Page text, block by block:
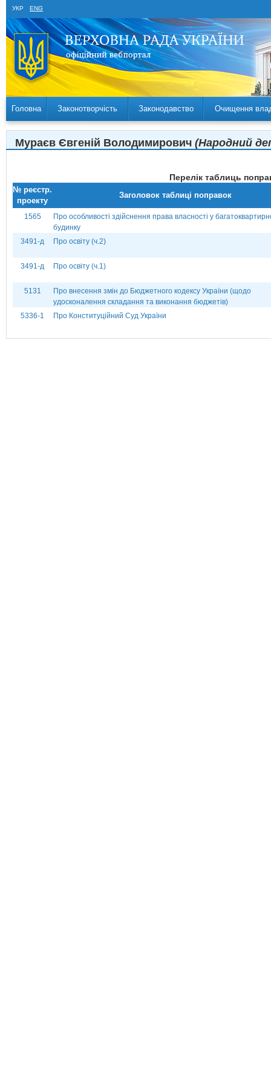
УКР ENG
Головна Законотворчість Законодавство Очищення
Мураєв Євгеній Володимирович (Народний
Перелік таблиць
№ реєстр.
проекту
Заголовок таблиці поправок
1565
Про особливості здійснення права власності у
будинку
3491-д
Про освіту (ч.2)
3491-д Про освіту (ч.1)
5131
Про внесення змін до Бюджетного кодексу України (щодо
удосконалення складання та виконання бюджетів)
5336-1
Про Конституційний Суд України